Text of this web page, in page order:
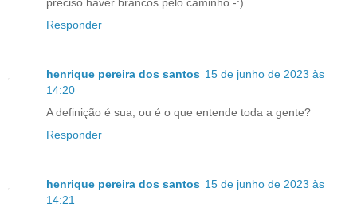
preciso haver brancos pelo caminho -:)
Responder
henrique pereira dos santos 15 de junho de 2023 às
14:20
A definição é sua, ou é o que entende toda a gente?
Responder
henrique pereira dos santos 15 de junho de 2023 às
14:21